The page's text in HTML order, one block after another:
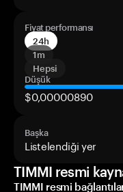
Fiyat performansı
24h
1m
Hepsi
Düşük
$0,00000890
Başka
Listelendiği yer
TIMMI resmi
TIMMI resmi